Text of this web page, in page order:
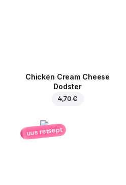
Chicken Cream Cheese
Dodster
4,70 €
uus retsept